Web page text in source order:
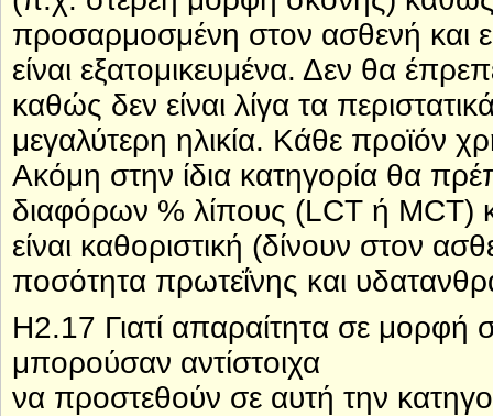
προσαρμοσμένη στον ασθενή και
είναι εξατομικευμένα. Δεν θα
καθώς δεν είναι λίγα τα
μεγαλύτερη ηλικία. Κάθε προϊόν
Ακόμη στην ίδια κατηγορία θα
διαφόρων % λίπους (LCT ή MCT)
είναι καθοριστική (δίνουν στον
ποσότητα πρωτεΐνης και
Η2.17 Γιατί απαραίτητα σε
μπορούσαν αντίστοιχα
να προστεθούν σε αυτή την